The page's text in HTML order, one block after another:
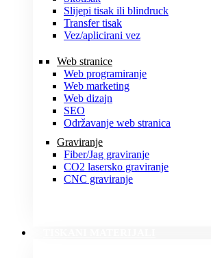
Slijepi tisak ili blindruck
Transfer tisak
Vez/aplicirani vez
Web stranice
Web programiranje
Web marketing
Web dizajn
SEO
Održavanje web stranica
Graviranje
Fiber/Jag graviranje
CO2 lasersko graviranje
CNC graviranje